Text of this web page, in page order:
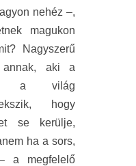
nehéz –,
magukon
Nagyszerű
annak, aki a
a világ
hogy
se kerülje,
ha a sors,
a megfelelő